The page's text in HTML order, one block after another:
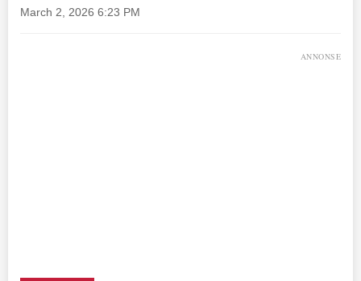
March 2, 2026 6:23 PM
ANNONSE